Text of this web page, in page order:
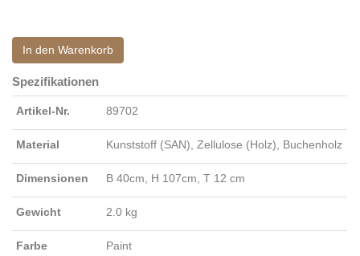
In den Warenkorb
Spezifikationen
Artikel-Nr. 89702
Material Kunststoff (SAN), Zellulose (Holz), Buchenholz
Dimensionen B 40cm, H 107cm, T 12 cm
Gewicht 2.0 kg
Farbe Paint